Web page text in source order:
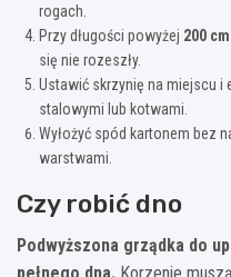
rogach.
Przy długości powyżej 200 cm
się nie rozeszły.
Ustawić skrzynię na miejscu i
stalowymi lub kotwami.
Wyłożyć spód kartonem bez
warstwami.
Czy robić dno
Podwyższona grządka do